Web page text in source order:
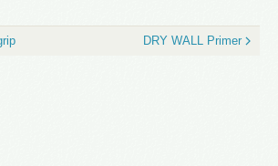
DRY WALL Primer